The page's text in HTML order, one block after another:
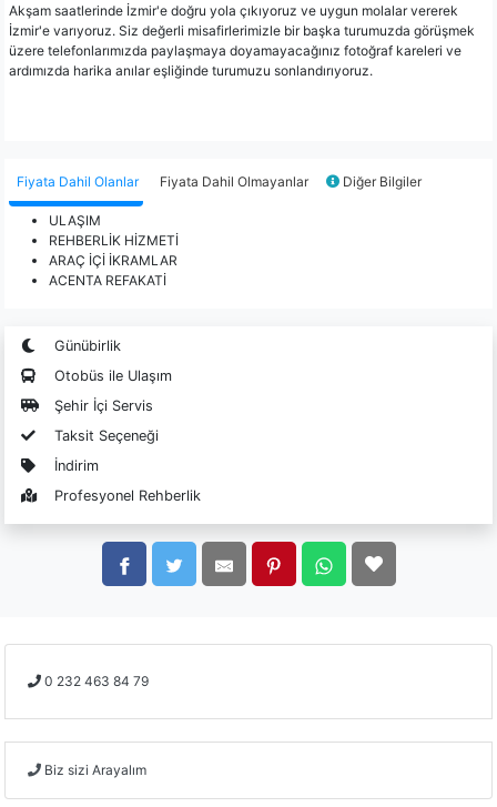
Akşam saatlerinde İzmir'e doğru yola çıkıyoruz ve uygun molalar vererek
İzmir'e varıyoruz. Siz değerli misafirlerimizle bir başka turumuzda görüşmek
üzere telefonlarımızda paylaşmaya doyamayacağınız fotoğraf kareleri ve
ardımızda harika anılar eşliğinde turumuzu sonlandırıyoruz.
Fiyata Dahil Olanlar Fiyata Dahil Olmayanlar Diğer Bilgiler
ULAŞIM
REHBERLİK HİZMETİ
ARAÇ İÇİ İKRAMLAR
ACENTA REFAKATİ
Günübirlik
Otobüs ile Ulaşım
Şehir İçi Servis
Taksit Seçeneği
İndirim
Profesyonel Rehberlik
0 232 463 84 79
Biz sizi Arayalım